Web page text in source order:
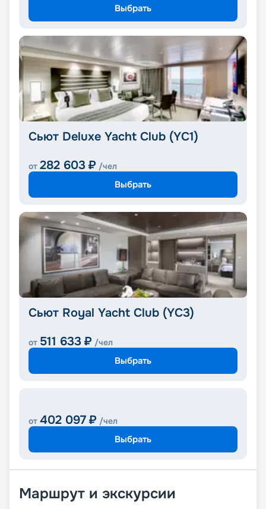
Выбрать
Сьют Deluxe Yacht Club (YC1)
от 282 603 ₽ /чел
Выбрать
Сьют Royal Yacht Club (YC3)
от 511 633 ₽ /чел
Выбрать
от 402 097 ₽ /чел
Выбрать
Маршрут и экскурсии